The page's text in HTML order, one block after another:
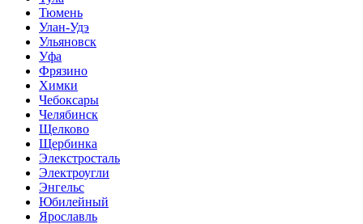
Тюмень
Улан-Удэ
Ульяновск
Уфа
Фрязино
Химки
Чебоксары
Челябинск
Щелково
Щербинка
Элекстросталь
Электроугли
Энгельс
Юбилейный
Ярославль